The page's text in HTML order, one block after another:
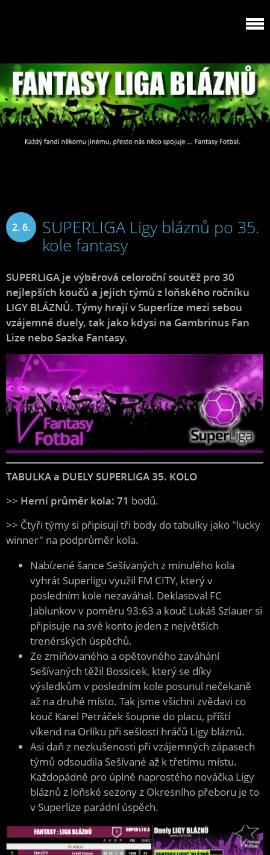
2. 6.
SUPERLIGA Ligy bláznů po 35.
kole fantasy
SUPERLIGA je výběrová celoroční soutěž pro 30
nejlepších koučů a jejich týmů z loňského ročníku
LIGY BLÁZNŮ. Týmy hrají v Superlize mezi sebou
vzájemné duely, tak jako kdysi na Gambrinus Fan
Lize nebo Sazka Fantasy.
TABULKA a DUELY SUPERLIGA 35. KOLO
>> Herní průměr kola: 71 bodů.
>> Čtyři týmy si připisují tři body do tabulky jako "lucky
winner" na podprůměr kola.
Nabízené šance Sešívaných z minulého kola
vyhrát Superligu využil FM CITY, který v
posledním kole nezaváhal. Deklasoval FC
Jablunkov v poměru 93:63 a kouč Lukáš Szlauer si
připisuje na své konto jeden z největších
trenérských úspěchů.
Ze zmiňovaného a opětovného zaváhání
Sešívaných těžil Bossicek, který se díky
výsledkům v posledním kole posunul nečekaně
až na druhé místo. Tak jsme všichni zvědavi co
kouč Karel Petráček šoupne do placu, příští
víkend na Orlíku při sešlosti hráčů Ligy bláznů.
Asi daň z nezkušenosti při vzájemných zápasech
týmů odsoudila Sešívané až k třetímu místu.
Každopádně pro úplně naprostého nováčka Ligy
bláznů z loňské sezony z Okresního přeboru je to
v Superlize parádní úspěch.